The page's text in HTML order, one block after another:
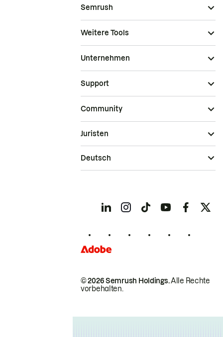
Semrush
Weitere Tools
Unternehmen
Support
Community
© 2026 Semrush Holdings.Alle Rechte
vorbehalten.
Juristen
Deutsch